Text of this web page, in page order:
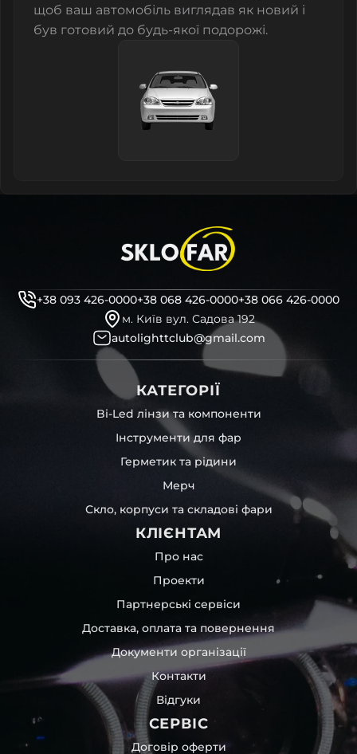
щоб ваш автомобіль виглядав як новий і
був готовий до будь-якої подорожі.
+38 093 426-0000+38 068 426-0000+38 066 426-0000
м. Київ вул. Садова 192
autolighttclub@gmail.com
КАТЕГОРІЇ
Bi-Led лінзи та компоненти
Інструменти для фар
Герметик та рідини
Мерч
Скло, корпуси та складові фари
КЛІЄНТАМ
Про нас
Проекти
Партнерські сервіси
Доставка, оплата та повернення
Документи організації
Контакти
Відгуки
СЕРВІС
Договір оферти